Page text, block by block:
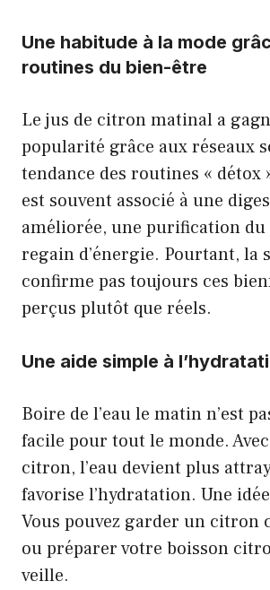
Une habitude à la mode
routines du bien-être
Le jus de citron matinal a
popularité grâce aux réseaux
tendance des routines « détox
est souvent associé à une
améliorée, une purification
regain d’énergie. Pourtant, la
confirme pas toujours ces
perçus plutôt que réels.
Une aide simple à
Boire de l’eau le matin n’est
facile pour tout le monde.
citron, l’eau devient plus
favorise l’hydratation. Une
Vous pouvez garder un citron
ou préparer votre boisson
veille.